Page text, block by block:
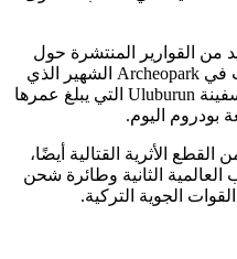
من القوارير المنتشرة حول
قاع البحر وبعد ذلك يقومون بدوريات في Archeopark الشهير الذي
يضم نسخة طبق الأصل من حطام سفينة Uluburun التي يبلغ عمرها
الأثرية القتالية أيضًا،
الثانية وطائرة شحن